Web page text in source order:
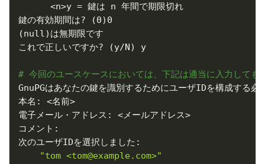
<n>y = 鍵は n 年間で期限切れ
鍵の有効期間は?
(0)
(null) は無期限です
これで正しいですか?
(y/N ) y
# 今回のユースケースにおいては、下記は適当に入力しても
GnuPGはあなたの鍵を識別するためにユーザIDを構成する必
本名: <名前>
電子メール・アドレス: <メールアドレス>
コメント:
次のユーザIDを選択しました:
"tom <tom@example.com>"